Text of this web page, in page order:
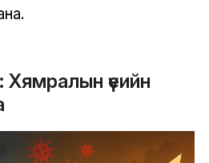
Хямралын үеийн